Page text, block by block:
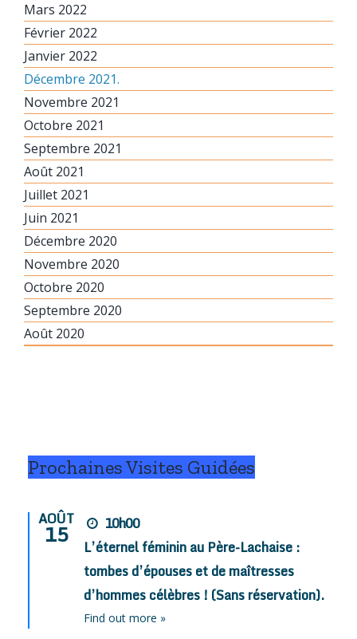
Mars 2022
Février 2022
Janvier 2022
Décembre 2021.
Novembre 2021
Octobre 2021
Septembre 2021
Août 2021
Juillet 2021
Juin 2021
Décembre 2020
Novembre 2020
Octobre 2020
Septembre 2020
Août 2020
Prochaines Visites Guidées
AOÛT
15
10h00
L’éternel féminin au Père-Lachaise :
tombes d’épouses et de maîtresses
d’hommes célèbres ! (Sans réservation).
Find out more »